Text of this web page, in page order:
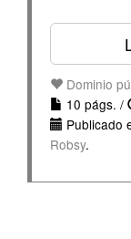
Dominio
10 págs. /
Publicado
Robsy.